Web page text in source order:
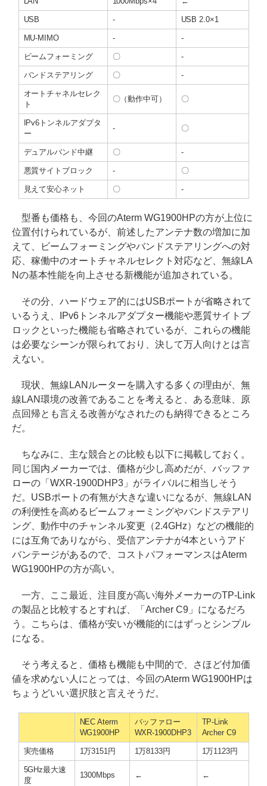
USB - USB 2.0×1
MU-MIMO - -
ビームフォーミング 〇 -
バンドステアリング 〇 -
オートチャネルセレク
ト
〇（動作中可） 〇
IPv6トンネルアダプタ
ー
- 〇
デュアルバンド中継 〇 -
悪質サイトブロック - 〇
見えて安心ネット 〇 -
型番も価格も、今回のAterm WG1900HPの方が上位に
位置付けられているが、前述したアンテナ数の増加に加
えて、ビームフォーミングやバンドステアリングへの対
応、稼働中のオートチャネルセレクト対応など、無線LA
Nの基本性能を向上させる新機能が追加されている。
その分、ハードウェア的にはUSBポートが省略されて
いるうえ、IPv6トンネルアダプター機能や悪質サイトブ
ロックといった機能も省略されているが、これらの機能
は必要なシーンが限られており、決して万人向けとは言
えない。
現状、無線LANルーターを購入する多くの理由が、無
線LAN環境の改善であることを考えると、ある意味、原
点回帰とも言える改善がなされたのも納得できるところ
だ。
ちなみに、主な競合との比較も以下に掲載しておく。
同じ国内メーカーでは、価格が少し高めだが、バッファ
ローの「WXR-1900DHP3」がライバルに相当しそう
だ。USBポートの有無が大きな違いになるが、無線LAN
の利便性を高めるビームフォーミングやバンドステアリ
ング、動作中のチャンネル変更（2.4GHz）などの機能的
には互角でありながら、受信アンテナが4本というアド
バンテージがあるので、コストパフォーマンスはAterm
WG1900HPの方が高い。
一方、ここ最近、注目度が高い海外メーカーのTP-Link
の製品と比較するとすれば、「Archer C9」になるだろ
う。こちらは、価格が安いが機能的にはずっとシンプル
になる。
そう考えると、価格も機能も中間的で、さほど付加価
値を求めない人にとっては、今回のAterm WG1900HPは
ちょうどいい選択肢と言えそうだ。
NEC Aterm
WG1900HP
バッファロー
WXR-1900DHP3
TP-Link
Archer C9
実売価格 1万3151円 1万8133円 1万1123円
5GHz最大速
度
1300Mbps ← ←